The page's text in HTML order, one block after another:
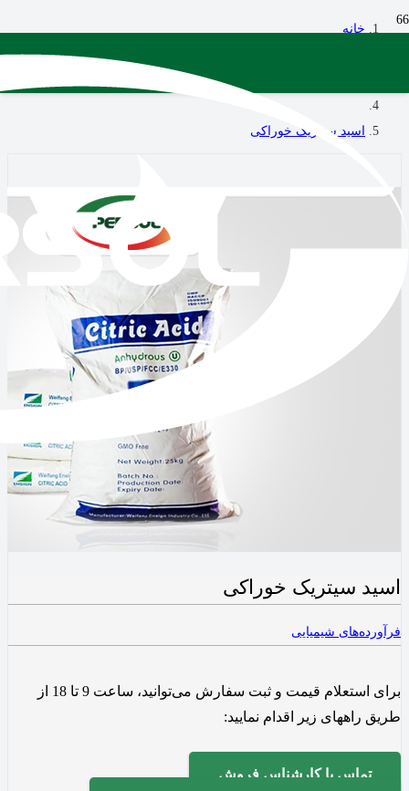
خانه
اسید سیتریک خوراکی
اسید سیتریک خوراکی
فرآورده‌های شیمیایی
برای استعلام قیمت و ثبت سفارش می‌توانید، ساعت 9 تا 18 از
طریق راههای زیر اقدام نمایید:
تماس با کارشناس فروش